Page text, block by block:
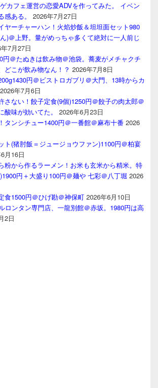
カフェ運営の恋愛ADVを作ってみた。 イベン
感ある。
2026年7月27日
ヤーチャーハン！火焰炒飯＆坦坦面セット980
)＠上野。量がめっちゃ多くて絶対に一人前じ
7月27日
円＠たぬきは飲み物＠池袋。蕎麦がメチャクチ
どこが飲み物なん！？ 2026年7月8日
円＠ビストロガブリ＠大門、13時からカ
2026年7月6日
さない！餃子定食(9個)1250円＠餃子の肉太郎＠
味が効いてた。
2026年6月23日
タンシチュー1400円＠一番館＠麻布十番 2026
ト(猪肘飯＝ジュージョウファン)1100円＠柏宴
月16日
粉から作るラーメン！お米も玄米から精米。特
円＋大盛り100円＠麺や 七彩＠八丁堀 2026
食1500円＠ひげ勘＠神保町 2026年6月10日
ロンタン専門店、一龍別館＠赤坂。1980円は高
2日